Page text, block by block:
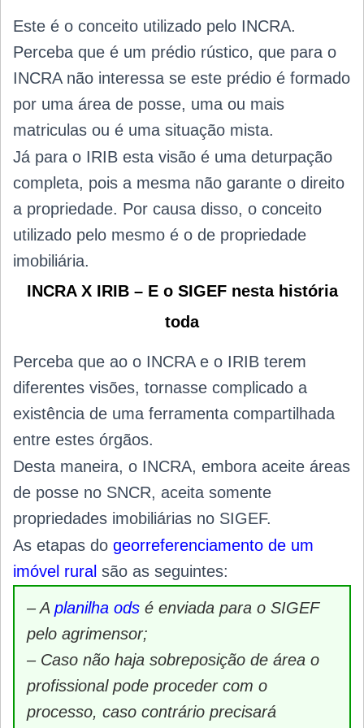
Este é o conceito utilizado pelo INCRA.
Perceba que é um prédio rústico, que para o
INCRA não interessa se este prédio é formado
por uma área de posse, uma ou mais
matriculas ou é uma situação mista.
Já para o IRIB esta visão é uma deturpação
completa, pois a mesma não garante o direito
a propriedade. Por causa disso, o conceito
utilizado pelo mesmo é o de propriedade
imobiliária.
INCRA X IRIB – E o SIGEF nesta história
toda
Perceba que ao o INCRA e o IRIB terem
diferentes visões, tornasse complicado a
existência de uma ferramenta compartilhada
entre estes órgãos.
Desta maneira, o INCRA, embora aceite áreas
de posse no SNCR, aceita somente
propriedades imobiliárias no SIGEF.
As etapas do georreferenciamento de um
imóvel rura são as seguintes:
– A planilha ods é enviada para o SIGEF
pelo agrimensor;
– Caso não haja sobreposição de área o
profissional pode proceder com o
processo, caso contrário precisará